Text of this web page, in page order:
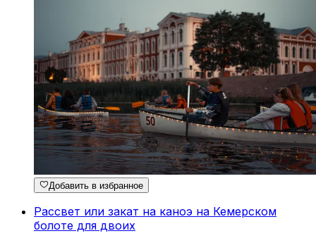
Добавить в избранное
Рассвет или закат на каноэ на Кемерском
болоте для двоих